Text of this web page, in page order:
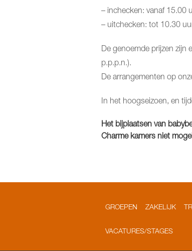
– inchecken: vanaf 15.00
– uitchecken: tot 10.30
De genoemde prijzen zijn
p.p.p.n.).
De arrangementen op
In het hoogseizoen, en
Het bijplaatsen van
Charme kamers niet
GROEPEN ZAKELIJK
VACATURES/STAGES